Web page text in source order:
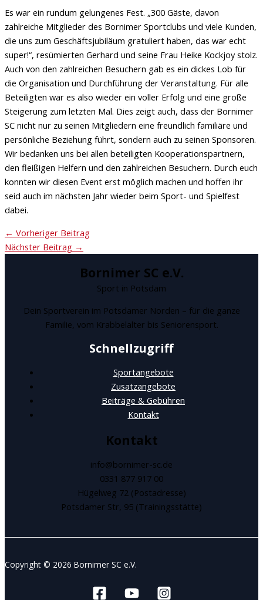
Es war ein rundum gelungenes Fest. „300 Gäste, davon
zahlreiche Mitglieder des Bornimer Sportclubs und viele Kunden,
die uns zum Geschäftsjubiläum gratuliert haben, das war echt
super!“, resümierten Gerhard und seine Frau Heike Kockjoy stolz.
Auch von den zahlreichen Besuchern gab es ein dickes Lob für
die Organisation und Durchführung der Veranstaltung. Für alle
Beteiligten war es also wieder ein voller Erfolg und eine große
Steigerung zum letzten Mal. Dies zeigt auch, dass der Bornimer
SC nicht nur zu seinen Mitgliedern eine freundlich familiäre und
persönliche Beziehung führt, sondern auch zu seinen Sponsoren.
Wir bedanken uns bei allen beteiligten Kooperationspartnern,
den fleißigen Helfern und den zahlreichen Besuchern. Durch euch
konnten wir diesen Event erst möglich machen und hoffen ihr
seid auch im nächsten Jahr wieder beim Sport- und Spielfest
dabei.
← Vorheriger Beitrag
Nächster Beitrag →
Bornimer SC e.V.
Sport in Potsdam
Dein Sportverein im Potsdamer Norden – für die ganze
Familie, vom Krabbelalter bis Seniorensport.
Schnellzugriff
Sportangebote
Zusatzangebote
Beiträge & Gebühren
Kontakt
Kontakt
info@bornimer-sc.de
0331 877 917 00
Hügelweg 72 (Postadresse)
Potsdamer Str, 95 (Trainingsstätte)
Copyright © 2026 Bornimer SC e.V.